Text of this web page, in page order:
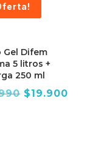
Gel Difem
5 litros +
250 ml
El
$19.900